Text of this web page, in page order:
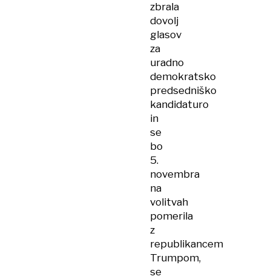
zbrala
dovolj
glasov
za
uradno
demokratsko
predsedniško
kandidaturo
in
se
bo
5.
novembra
na
volitvah
pomerila
z
republikancem
Trumpom,
se